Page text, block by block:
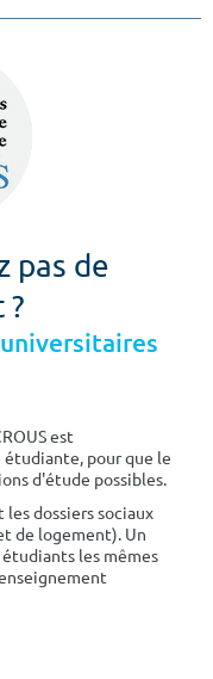
pas de
?
est
pour que le
d'étude possibles.
dossiers sociaux
de logement). Un
les mêmes